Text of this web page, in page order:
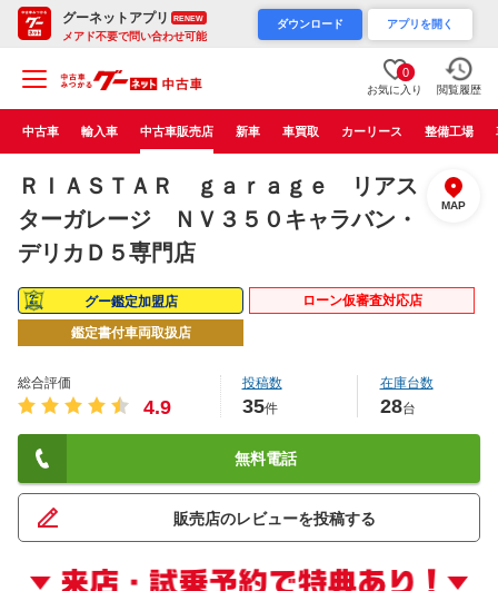
グーネットアプリ RENEW
メアド不要で問い合わせ可能
ダウンロード アプリを開く
0
お気に入り 閲覧履歴
中古車 輸入車 中古車販売店 新車 車買取 カーリース 整備工場
ＲＩＡＳＴＡＲ ｇａｒａｇｅ リアス
ターガレージ ＮＶ３５０キャラバン・
デリカＤ５専門店
MAP
グー鑑定加盟店 ローン仮審査対応店
鑑定書付車両取扱店
総合評価
4.9
投稿数
35件
在庫台数
28台
無料電話
販売店のレビューを投稿する